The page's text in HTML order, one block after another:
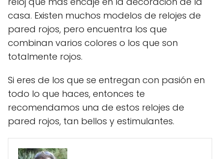
casa. Existen muchos modelos de relojes de
pared rojos, pero encuentra los que
combinan varios colores o los que son
totalmente rojos.
Si eres de los que se entregan con pasión en
todo lo que haces, entonces te
recomendamos una de estos relojes de
pared rojos, tan bellos y estimulantes.